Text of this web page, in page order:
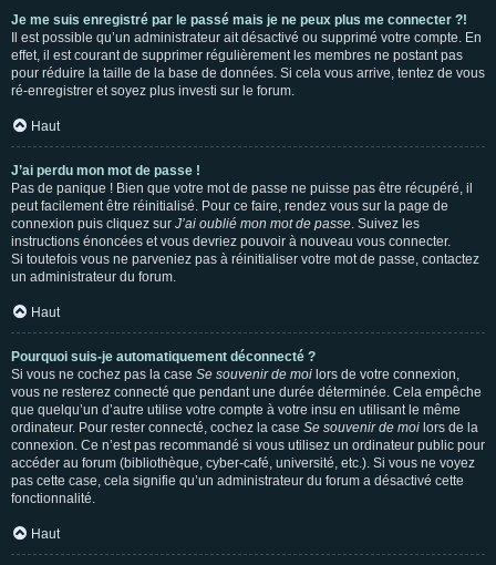
Je me suis enregistré par le passé mais je ne peux plus me connecter ?!
Il est possible qu’un administrateur ait désactivé ou supprimé votre compte. En
effet, il est courant de supprimer régulièrement les membres ne postant pas
pour réduire la taille de la base de données. Si cela vous arrive, tentez de vous
ré-enregistrer et soyez plus investi sur le forum.
Haut
J’ai perdu mon mot de passe !
Pas de panique ! Bien que votre mot de passe ne puisse pas être récupéré, il
peut facilement être réinitialisé. Pour ce faire, rendez vous sur la page de
connexion puis cliquez sur J’ai oublié mon mot de passe. Suivez les
instructions énoncées et vous devriez pouvoir à nouveau vous connecter.
Si toutefois vous ne parveniez pas à réinitialiser votre mot de passe, contactez
un administrateur du forum.
Haut
Pourquoi suis-je automatiquement déconnecté ?
Si vous ne cochez pas la case Se souvenir de moi lors de votre connexion,
vous ne resterez connecté que pendant une durée déterminée. Cela empêche
que quelqu’un d’autre utilise votre compte à votre insu en utilisant le même
ordinateur. Pour rester connecté, cochez la case Se souvenir de moi lors de la
connexion. Ce n’est pas recommandé si vous utilisez un ordinateur public pour
accéder au forum (bibliothèque, cyber-café, université, etc.). Si vous ne voyez
pas cette case, cela signifie qu’un administrateur du forum a désactivé cette
fonctionnalité.
Haut